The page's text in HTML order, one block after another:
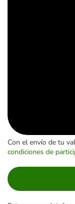
Con el envío de tu
condiciones de